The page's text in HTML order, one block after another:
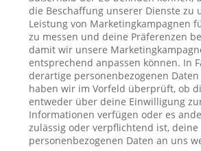
die Beschaffung unserer Dienste zu
Leistung von Marketingkampagnen
zu messen und deine Präferenzen
damit wir unsere
entsprechend anpassen können. In
derartige personenbezogenen
haben wir im Vorfeld überprüft, ob
entweder über deine Einwilligung
Informationen verfügen oder es
zulässig oder verpflichtend ist, deine
personenbezogenen Daten an uns